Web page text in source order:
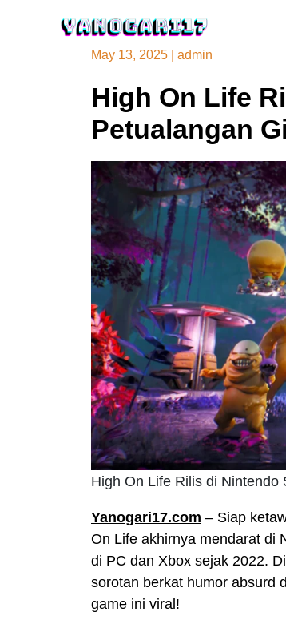
May 13, 2025
admin
High On Life
Petualangan
High On Life Rilis di
Yanogari17.com – Siap
On Life akhirnya mendarat di
di PC dan Xbox sejak 2022.
sorotan berkat humor absurd
game ini viral!